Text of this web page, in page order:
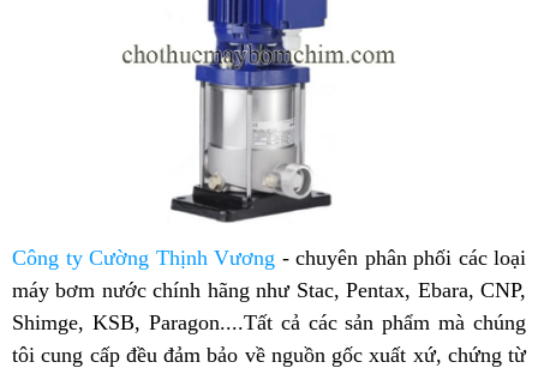
Công ty Cường Thịnh Vương - chuyên phân phối các loại
máy bơm nước chính hãng như Stac, Pentax, Ebara, CNP,
Shimge, KSB, Paragon....Tất cả các sản phẩm mà chúng
tôi cung cấp đều đảm bảo về nguồn gốc xuất xứ, chứng từ